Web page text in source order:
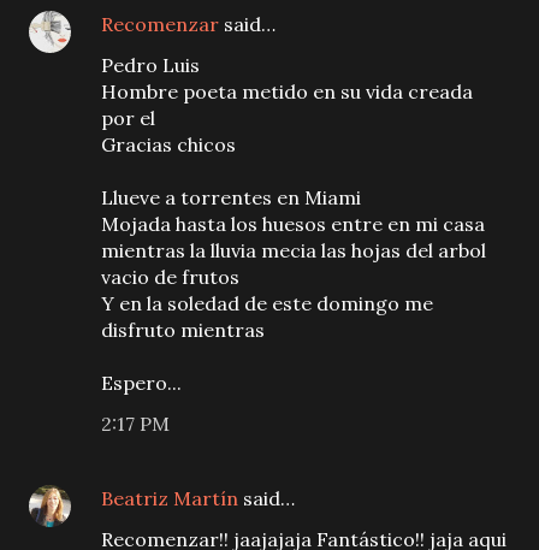
Recomenzar said…
Pedro Luis
Hombre poeta metido en su vida creada
por el
Gracias chicos
Llueve a torrentes en Miami
Mojada hasta los huesos entre en mi casa
mientras la lluvia mecia las hojas del arbol
vacio de frutos
Y en la soledad de este domingo me
disfruto mientras
Espero...
2:17 PM
Beatriz Martín said…
Recomenzar!! jaajajaja Fantástico!! jaja aqui